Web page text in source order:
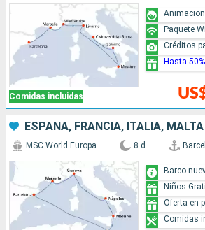
Comidas incluidas
Paquete
Créditos
Hasta
ESPAÑA, FRANCIA, ITALIA, MALTA
MSC World Europa 8 d
Barco
Niños
Oferta en
Comidas